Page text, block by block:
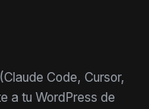
Code, Cursor,
a tu WordPress de